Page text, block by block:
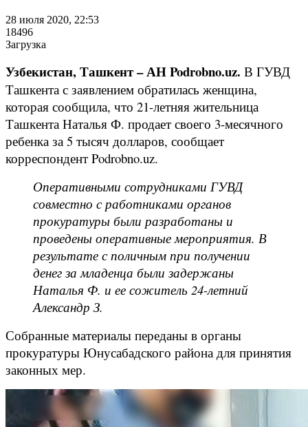
28 июля 2020, 22:53
18496
Загрузка
Узбекистан, Ташкент – АН Podrobno.uz. В ГУВД
Ташкента с заявлением обратилась женщина,
которая сообщила, что 21-летняя жительница
Ташкента Наталья Ф. продает своего 3-месячного
ребенка за 5 тысяч долларов, сообщает
корреспондент Podrobno.uz.
Оперативными сотрудниками ГУВД
совместно с работниками органов
прокуратуры были разработаны и
проведены оперативные мероприятия. В
результате с поличным при получении
денег за младенца были задержаны
Наталья Ф. и ее сожитель 24-летний
Александр З.
Собранные материалы переданы в органы
прокуратуры Юнусабадского района для принятия
законных мер.